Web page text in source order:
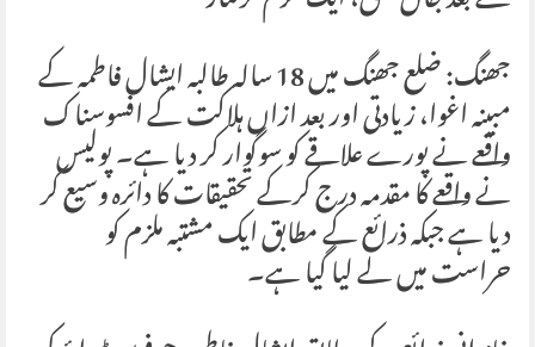
جھنگ: ضلع جھنگ میں 18 سالہ طالبہ ایشال فاطمہ کے
مبینہ اغوا، زیادتی اور بعد ازاں ہلاکت کے افسوسناک
واقعے نے پورے علاقے کو سوگوار کر دیا ہے۔ پولیس
نے واقعے کا مقدمہ درج کرکے تحقیقات کا دائرہ وسیع کر
دیا ہے جبکہ ذرائع کے مطابق ایک مشتبہ ملزم کو
حراست میں لے لیا گیا ہے۔